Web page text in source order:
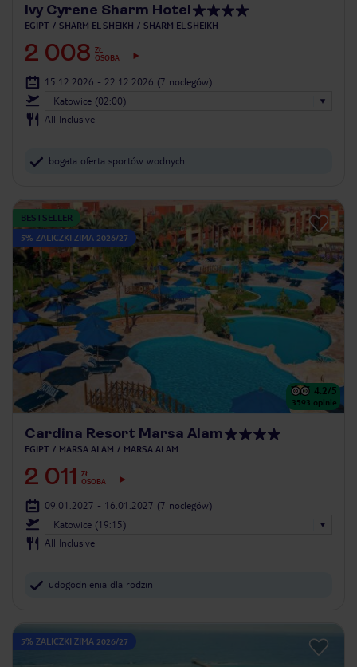
Ivy Cyrene Sharm Hotel
EGIPT SHARM EL SHEIKH SHARM EL SHEIKH
2 008 ZŁ
OSOBA
15.12.2026 - 22.12.2026 (7 noclegów)
Katowice (02:00)
All Inclusive
bogata oferta sportów wodnych
BESTSELLER
5% ZALICZKI ZIMA 2026/27
4.2/5
3593 opinie
Cardina Resort Marsa Alam
EGIPT MARSA ALAM MARSA ALAM
2 011
ZŁ
OSOBA
09.01.2027 - 16.01.2027 (7 noclegów)
Katowice (19:15)
All Inclusive
udogodnienia dla rodzin
5% ZALICZKI ZIMA 2026/27